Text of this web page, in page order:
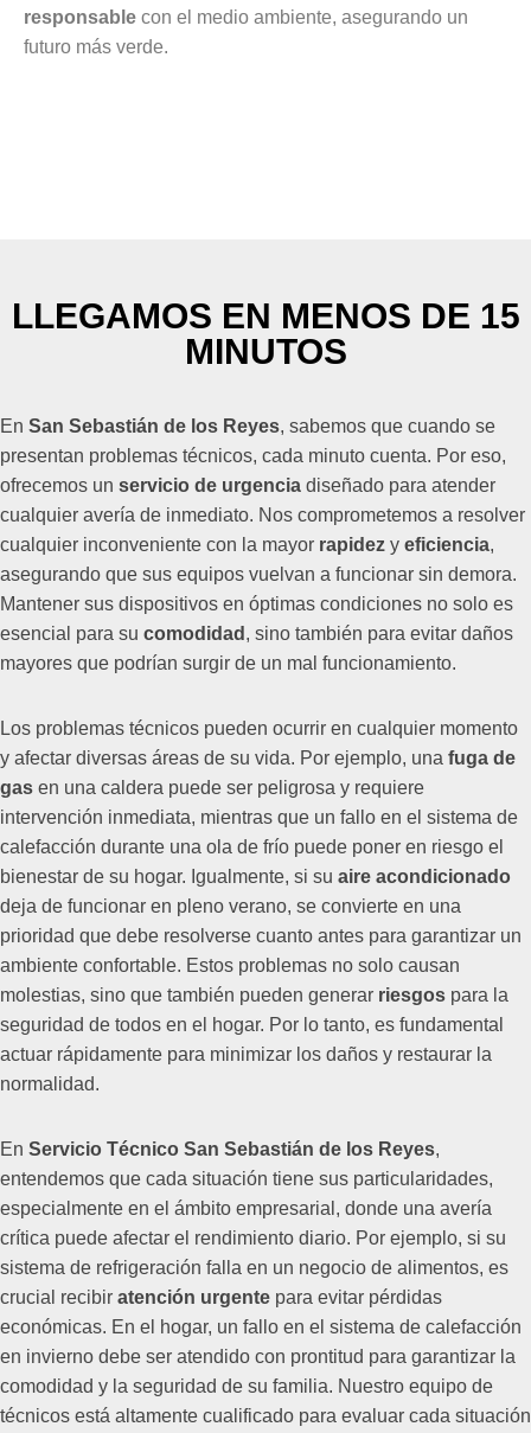
responsable con el medio ambiente, asegurando un
futuro más verde.
LLEGAMOS EN MENOS DE 15
MINUTOS
En San Sebastián de los Reyes, sabemos que cuando se
presentan problemas técnicos, cada minuto cuenta. Por eso,
ofrecemos un servicio de urgencia diseñado para atender
cualquier avería de inmediato. Nos comprometemos a resolver
cualquier inconveniente con la mayor rapidez y eficiencia,
asegurando que sus equipos vuelvan a funcionar sin demora.
Mantener sus dispositivos en óptimas condiciones no solo es
esencial para su comodidad , sino también para evitar daños
mayores que podrían surgir de un mal funcionamiento.
Los problemas técnicos pueden ocurrir en cualquier momento
y afectar diversas áreas de su vida. Por ejemplo, una fuga de
gas en una caldera puede ser peligrosa y requiere
intervención inmediata, mientras que un fallo en el sistema de
calefacción durante una ola de frío puede poner en riesgo el
bienestar de su hogar. Igualmente, si su aire acondicionado
deja de funcionar en pleno verano, se convierte en una
prioridad que debe resolverse cuanto antes para garantizar un
ambiente confortable. Estos problemas no solo causan
molestias, sino que también pueden generar riesgos para la
seguridad de todos en el hogar. Por lo tanto, es fundamental
actuar rápidamente para minimizar los daños y restaurar la
normalidad.
En Servicio Técnico San Sebastián de los Reyes,
entendemos que cada situación tiene sus particularidades,
especialmente en el ámbito empresarial, donde una avería
crítica puede afectar el rendimiento diario. Por ejemplo, si su
sistema de refrigeración falla en un negocio de alimentos, es
crucial recibir atención urgente para evitar pérdidas
económicas. En el hogar, un fallo en el sistema de calefacción
en invierno debe ser atendido con prontitud para garantizar la
comodidad y la seguridad de su familia. Nuestro equipo de
técnicos está altamente cualificado para evaluar cada situación